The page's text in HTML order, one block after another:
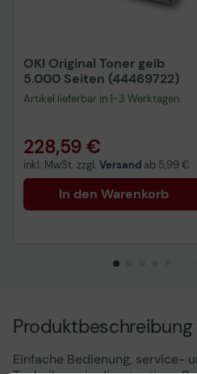
OKI Original Toner gelb
5.000 Seiten (44469722)
Artikel lieferbar in 1-3 Werktagen.
228,59 €
inkl. MwSt. zzgl. Versand ab 5,99 €
In den Warenkorb
Produktbeschreibung
Einfache Bedienung, service-